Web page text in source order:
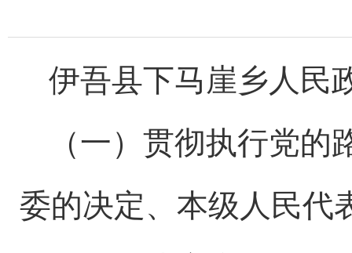
伊吾县下马崖乡人民
（一）贯彻执行党的
委的决定、 本级人民代